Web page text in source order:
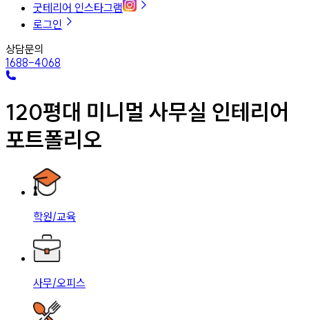
굿테리어 인스타그램
로그인
상담문의
1688-4068
120평대 미니멀 사무실 인테리어
포트폴리오
학원/교육
사무/오피스